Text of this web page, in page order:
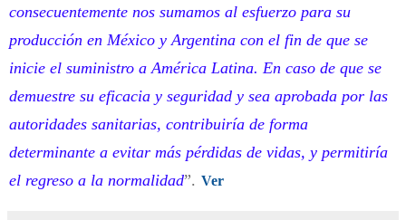
consecuentemente nos sumamos al esfuerzo para su
producción en México y Argentina con el fin de que se
inicie el suministro a América Latina. En caso de que se
demuestre su eficacia y seguridad y sea aprobada por las
autoridades sanitarias, contribuiría de forma
determinante a evitar más pérdidas de vidas, y permitiría
el regreso a la normalidad”. Ver